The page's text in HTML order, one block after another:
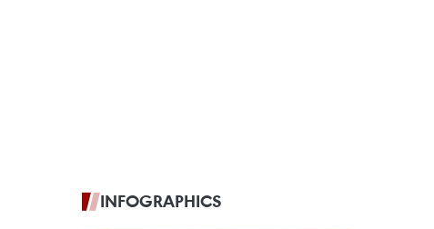
INFOGRAPHICS